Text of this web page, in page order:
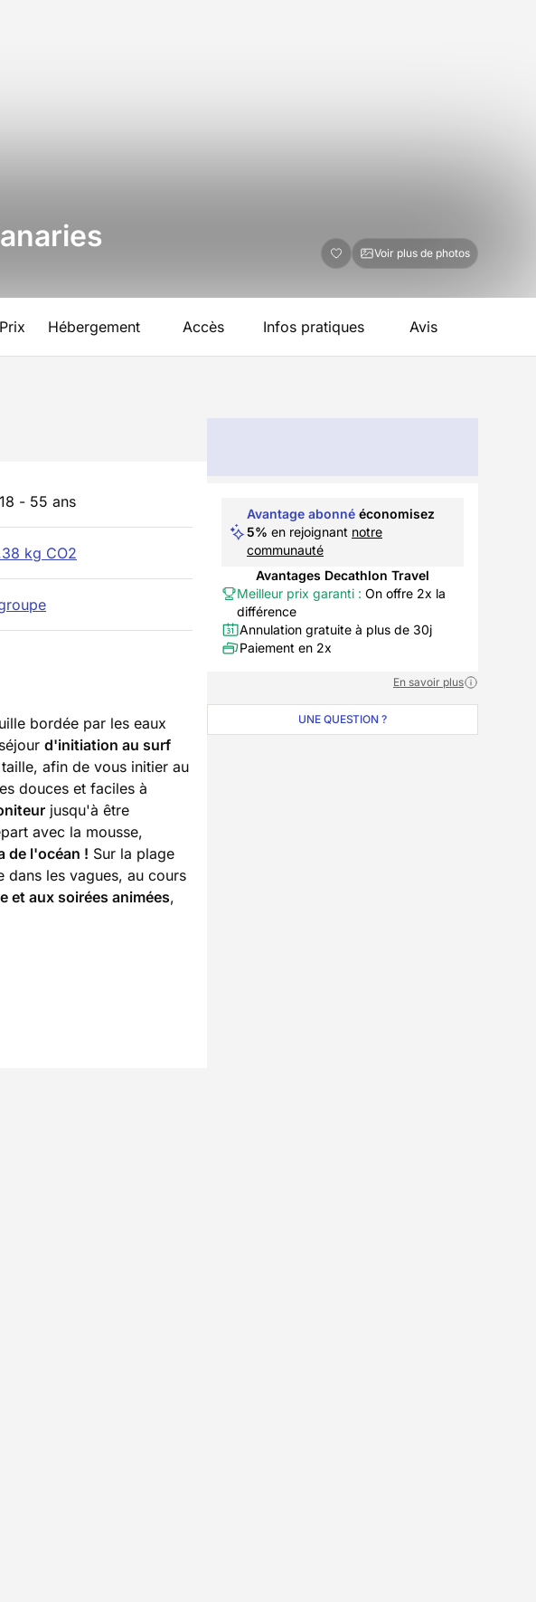
Voir plus de photos
Hébergement Accès Infos pratiques Avis
- 55 ans
kg CO2
bordée par les eaux
d'initiation au surf
afin de vous initier au
douces et faciles à
jusqu'à être
avec la mousse,
de l'océan ! Sur la plage
dans les vagues, au cours
et aux soirées animées,
Avantage abonné économisez
5% en rejoignant notre
communauté
Avantages Decathlon Travel
Meilleur prix garanti : On offre 2x la
différence
Annulation gratuite à plus de 30j
Paiement en 2x
En savoir plus
UNE QUESTION ?